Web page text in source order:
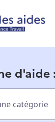
d'aide
catégorie